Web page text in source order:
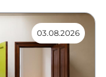
03.08.2026